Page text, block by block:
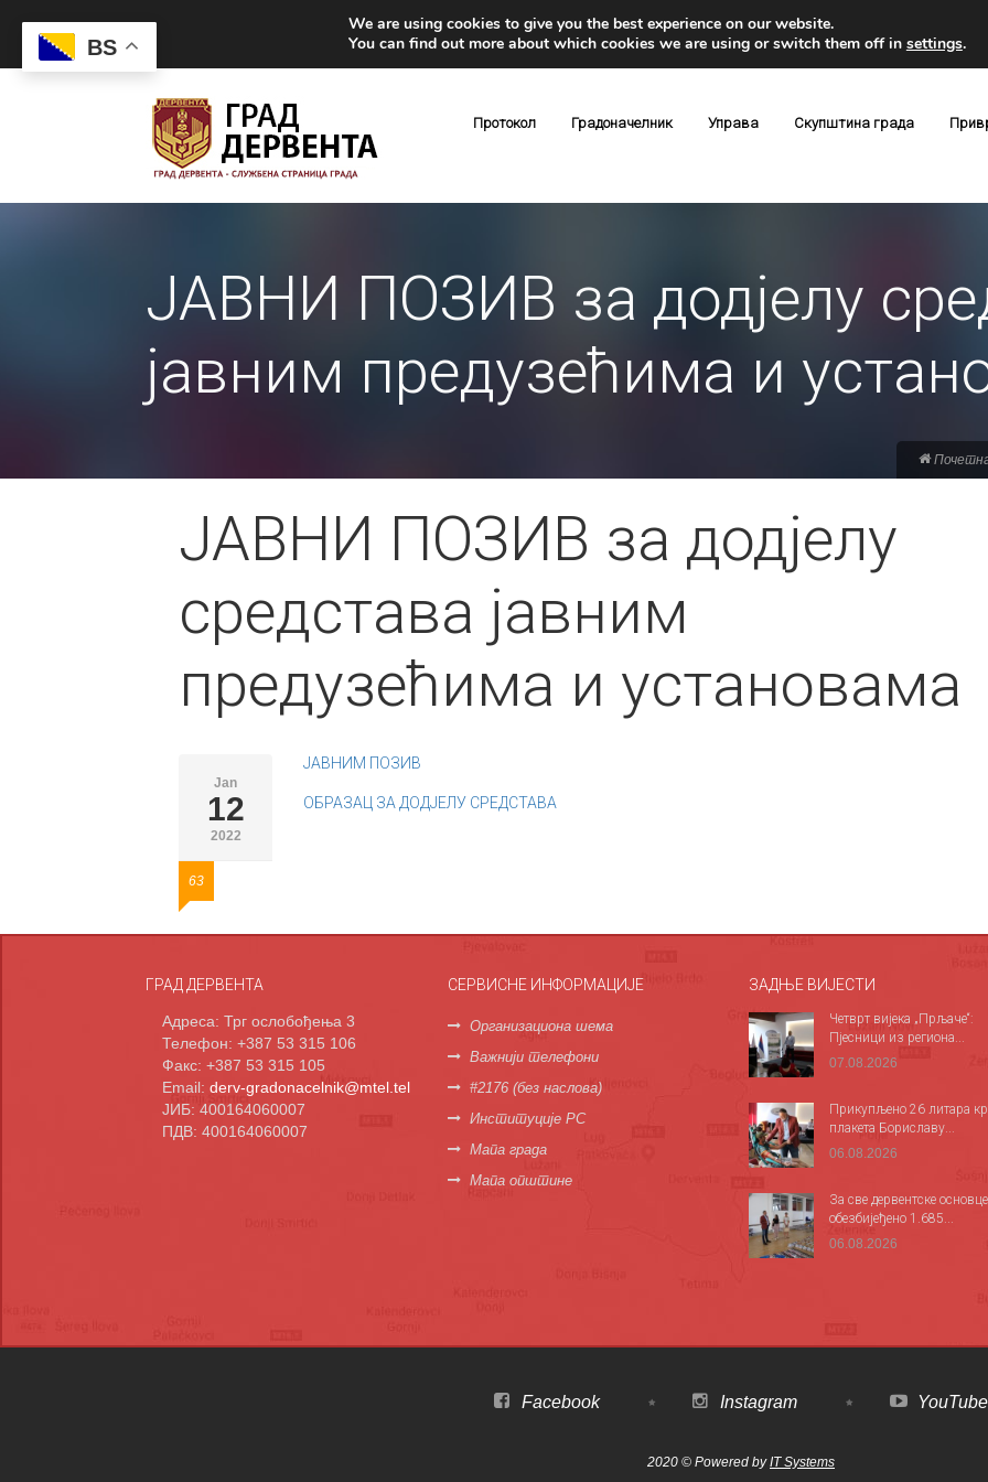
Протокол Градоначелник Управа Скупштина града
ЈАВНИ ПОЗИВ за додјелу
јавним предузећима и
ЈАВНИ ПОЗИВ за додјелу
средстава јавним
предузећима и установама
Jan
12
2022
63
ЈАВНИМ ПОЗИВ
ОБРАЗАЦ ЗА ДОДЈЕЛУ СРЕДСТАВА
ГРАД ДЕРВЕНТА
Адреса: Трг ослобођења 3
Телефон: +387 53 315 106
Факс: +387 53 315 105
Email: derv-gradonacelnik@mtel.tel
ЈИБ: 400164060007
ПДВ: 400164060007
СЕРВИСНЕ ИНФОРМАЦИЈЕ
Организациона шема
Важнији телефони
#2176 (без наслова)
Институције РС
Мапа града
Мапа општине
ЗАДЊЕ ВИЈЕСТИ
Четврт вијека „Прљаче“:
Пјесници из региона...
07.08.2026
Прикупљено 26 литара
плакета Бориславу...
06.08.2026
За све дервентске основце
обезбијеђено 1.685...
06.08.2026
Facebook Instagram YouTube
2020 © Powered byIT Systems
BS
We are using cookies to give you the best experience on our website.
You can find out more about which cookies we are using or switch them off in settings.